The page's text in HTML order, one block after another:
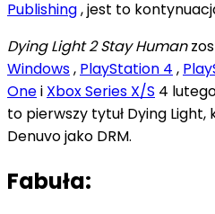
Publishing, jest to
Dying Light 2 Stay Human
Windows, PlayStation 4 ,
Onei Xbox Series X/S 4
to pierwszy tytuł Dying
Denuvo jako DRM.
Fabuła: